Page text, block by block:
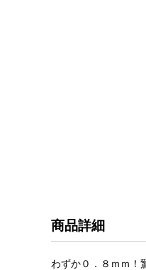
商品詳細
わずか０．８ｍｍ！